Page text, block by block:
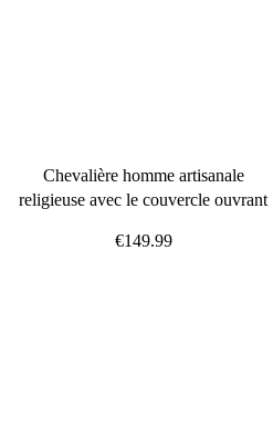
Chevalière homme artisanale
religieuse avec le couvercle ouvrant
€149.99